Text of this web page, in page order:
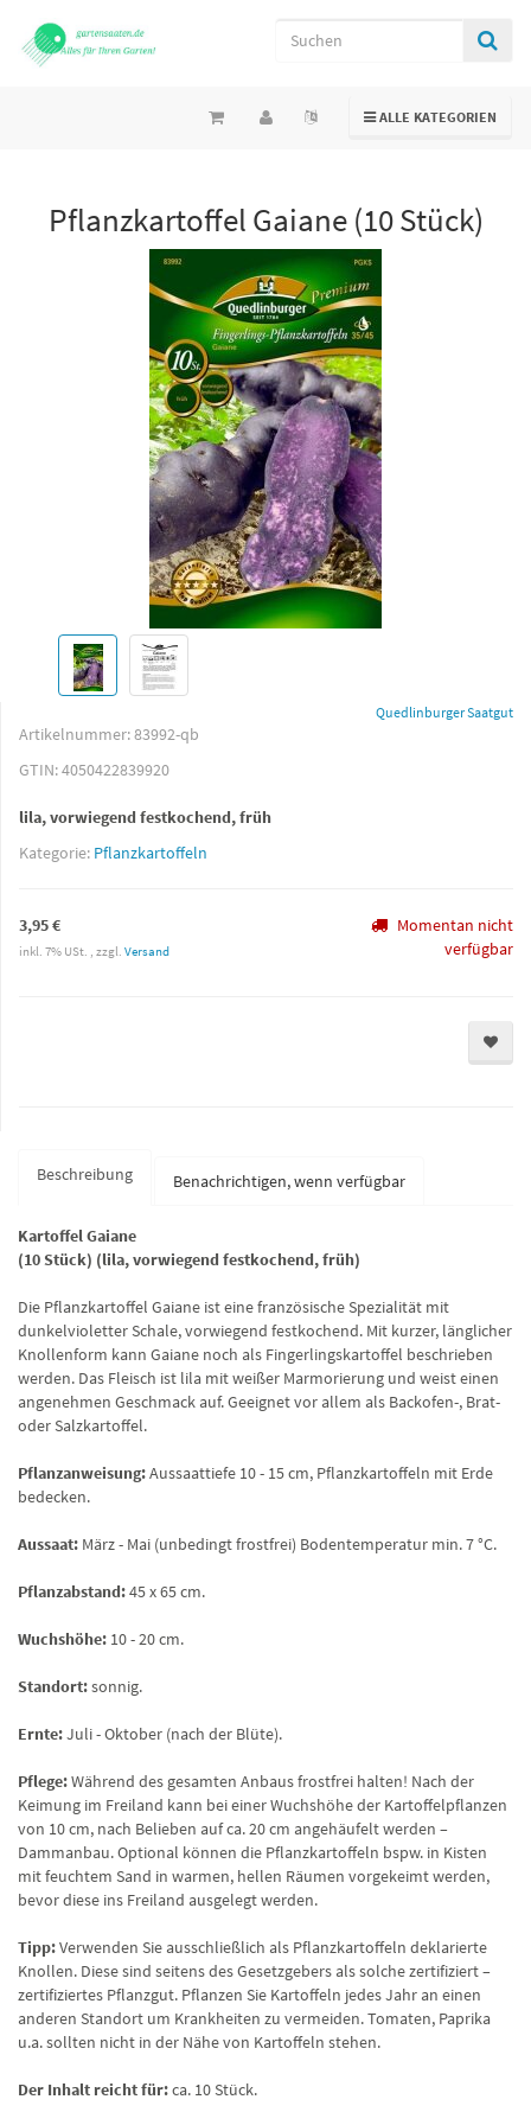
TOGGLE NAVIGATION
ALLE KATEGORIEN
Pflanzkartoffel Gaiane (10 Stück)
Quedlinburger Saatgut
Artikelnummer:83992-qb
GTIN:4050422839920
lila, vorwiegend festkochend, früh
Kategorie: Pflanzkartoffeln
3,95 €
inkl. 7% USt. , zzgl. Versand
Momentan nicht
verfügbar
Beschreibung Benachrichtigen, wenn verfügbar
Kartoffel Gaiane
(10 Stück) (lila, vorwiegend festkochend, früh)
Die Pflanzkartoffel Gaiane ist eine französische Spezialität mit
dunkelvioletter Schale, vorwiegend festkochend. Mit kurzer, länglicher
Knollenform kann Gaiane noch als Fingerlingskartoffel beschrieben
werden. Das Fleisch ist lila mit weißer Marmorierung und weist einen
angenehmen Geschmack auf. Geeignet vor allem als Backofen-, Brat-
oder Salzkartoffel.
Pflanzanweisung:Aussaattiefe 10 - 15 cm, Pflanzkartoffeln mit Erde
bedecken.
Aussaat: März - Mai (unbedingt frostfrei) Bodentemperatur min. 7 °C.
Pflanzabstand:45 x 65 cm.
Wuchshöhe: 10 - 20 cm.
Standort:sonnig.
Ernte:Juli - Oktober (nach der Blüte).
Pflege:Während des gesamten Anbaus frostfrei halten! Nach der
Keimung im Freiland kann bei einer Wuchshöhe der Kartoffelpflanzen
von 10 cm, nach Belieben auf ca. 20 cm angehäufelt werden –
Dammanbau. Optional können die Pflanzkartoffeln bspw. in Kisten
mit feuchtem Sand in warmen, hellen Räumen vorgekeimt werden,
bevor diese ins Freiland ausgelegt werden.
Tipp:Verwenden Sie ausschließlich als Pflanzkartoffeln deklarierte
Knollen. Diese sind seitens des Gesetzgebers als solche zertifiziert –
zertifiziertes Pflanzgut. Pflanzen Sie Kartoffeln jedes Jahr an einen
anderen Standort um Krankheiten zu vermeiden. Tomaten, Paprika
u.a. sollten nicht in der Nähe von Kartoffeln stehen.
Der Inhalt reicht für:ca. 10 Stück.